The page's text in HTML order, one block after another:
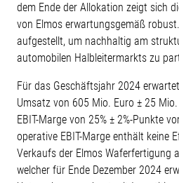
dem Ende der Allokation zeigt sich
von Elmos erwartungsgemäß
aufgestellt, um nachhaltig am
automobilen Halbleitermarkts zu
Für das Geschäftsjahr 2024
Umsatz von 605 Mio. Euro ± 25
EBIT-Marge von 25% ± 2%-Punkte
operative EBIT-Marge enthält keine
Verkaufs der Elmos Waferfertigung
welcher für Ende Dezember 2024